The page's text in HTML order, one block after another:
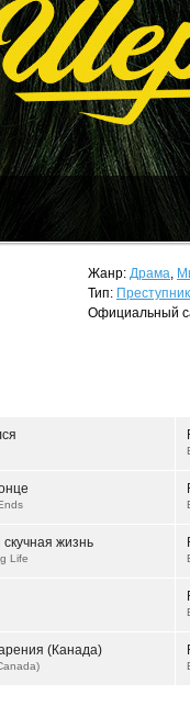
Жанр: Драма,
Тип:
Официальный
жизнь
Life
(Канада)